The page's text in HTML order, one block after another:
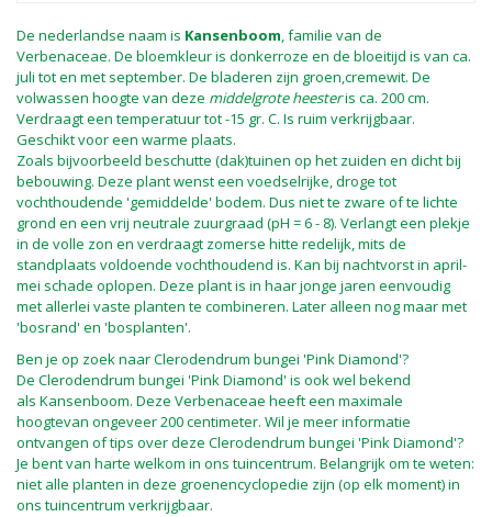
De nederlandse naam is Kansenboom, familie van de
Verbenaceae. De bloemkleur is donkerroze en de bloeitijd is van ca.
juli tot en met september. De bladeren zijn groen,cremewit. De
volwassen hoogte van deze middelgrote heesteris ca. 200 cm.
Verdraagt een temperatuur tot -15 gr. C. Is ruim verkrijgbaar.
Geschikt voor een warme plaats.
Zoals bijvoorbeeld beschutte (dak)tuinen op het zuiden en dicht bij
bebouwing. Deze plant wenst een voedselrijke, droge tot
vochthoudende 'gemiddelde' bodem. Dus niet te zware of te lichte
grond en een vrij neutrale zuurgraad (pH = 6 - 8). Verlangt een plekje
in de volle zon en verdraagt zomerse hitte redelijk, mits de
standplaats voldoende vochthoudend is. Kan bij nachtvorst in april-
mei schade oplopen. Deze plant is in haar jonge jaren eenvoudig
met allerlei vaste planten te combineren. Later alleen nog maar met
'bosrand' en 'bosplanten'.
Ben je op zoek naar Clerodendrum bungei 'Pink Diamond'?
De Clerodendrum bungei 'Pink Diamond' is ook wel bekend
als Kansenboom. Deze Verbenaceae heeft een maximale
hoogtevan ongeveer 200 centimeter. Wil je meer informatie
ontvangen of tips over deze Clerodendrum bungei 'Pink Diamond'?
Je bent van harte welkom in ons tuincentrum. Belangrijk om te weten:
niet alle planten in deze groenencyclopedie zijn (op elk moment) in
ons tuincentrum verkrijgbaar.